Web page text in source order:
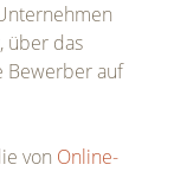
über das
Bewerber auf
von Online-